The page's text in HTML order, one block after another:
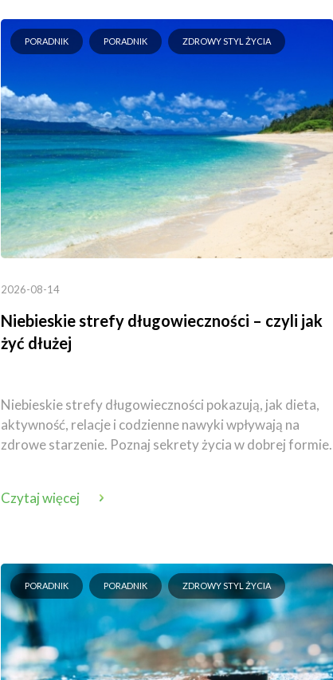
PORADNIK PORADNIK ZDROWY STYL ŻYCIA
2026-08-14
Niebieskie strefy długowieczności – czyli jak
żyć dłużej
Niebieskie strefy długowieczności pokazują, jak dieta,
aktywność, relacje i codzienne nawyki wpływają na
zdrowe starzenie. Poznaj sekrety życia w dobrej formie.
Czytaj więcej
PORADNIK PORADNIK ZDROWY STYL ŻYCIA